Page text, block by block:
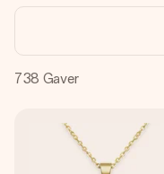
Lav noget særligt i
billede af dig eller en
Intet besvær men
øjeblikket.
738 Gaver